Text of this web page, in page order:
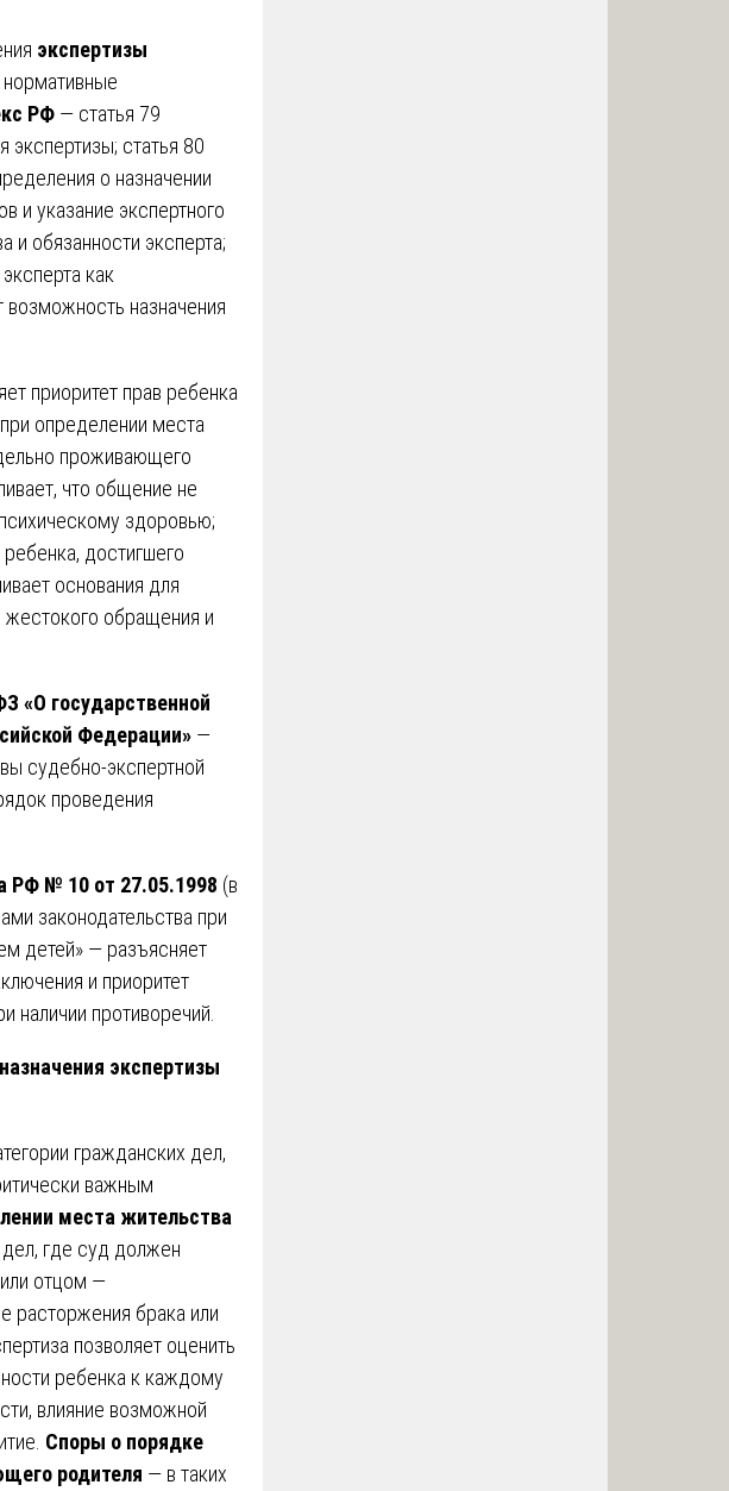
экспертизы
РФ — статья 79
экспертизы; статья 80
о назначении
и указание экспертного
и обязанности эксперта;
как
возможность назначения
приоритет прав ребенка
определении места
проживающего
что общение не
здоровью;
достигшего
основания для
жестокого обращения и
«О государственной
Федерации» —
судебно-экспертной
проведения
РФ № 10 от 27.05.1998 (в
законодательства при
детей» — разъясняет
и приоритет
наличии противоречий.
экспертизы
гражданских дел,
важным
места жительства
где суд должен
отцом —
расторжения брака или
позволяет оценить
ребенка к каждому
влияние возможной
Споры о порядке
родителя — в таких